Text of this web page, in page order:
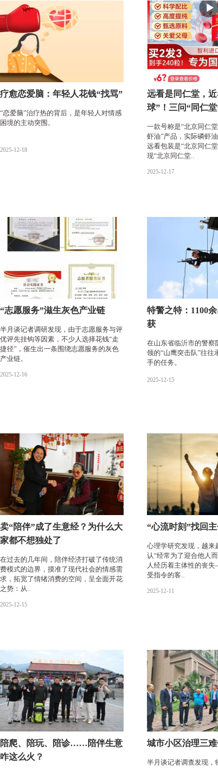
疗愈恋爱脑：年轻人花钱“找骂”
“恋爱脑”治疗热的背后，是年轻人对情感
困境的主动突围。
2025-12-18
远看是同仁堂，
球”！三问“同仁
一款号称是“北京同仁
虾油”产品，实际磷虾
远看包装是“北京同仁
现“北京同仁堂..
2025-12-17
“志愿服务”滋生灰色产业链
半月谈记者调研发现，由于志愿服务与评
优评先挂钩等因素，不少人选择花钱“走
捷径”，催生出一条围绕志愿服务的灰色
产业链。
2025-12-16
特警之特：1100
获
在山东省临沂市的警察
领的“山鹰突击队”往往
手的任务。
2025-12-15
卖“陪伴”成了生意经？为什么大
家都不想独处了
在过去的几年间，陪伴经济打破了传统消
费模式的边界，摸准了现代社会的情感需
求，拓宽了情绪消费的空间，呈全面开花
之势：从..
2025-12-15
“心流时刻”找回
心理学研究发现，越来
认“经常为了迎合他人
人经历着主体性的丧
受指令的客..
2025-12-11
陪爬、陪玩、陪诊……陪伴生意
咋这么火？
城市小区治理三
半月谈记者调查发现，